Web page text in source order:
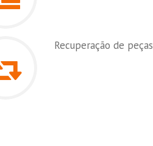
Recuperação de peças